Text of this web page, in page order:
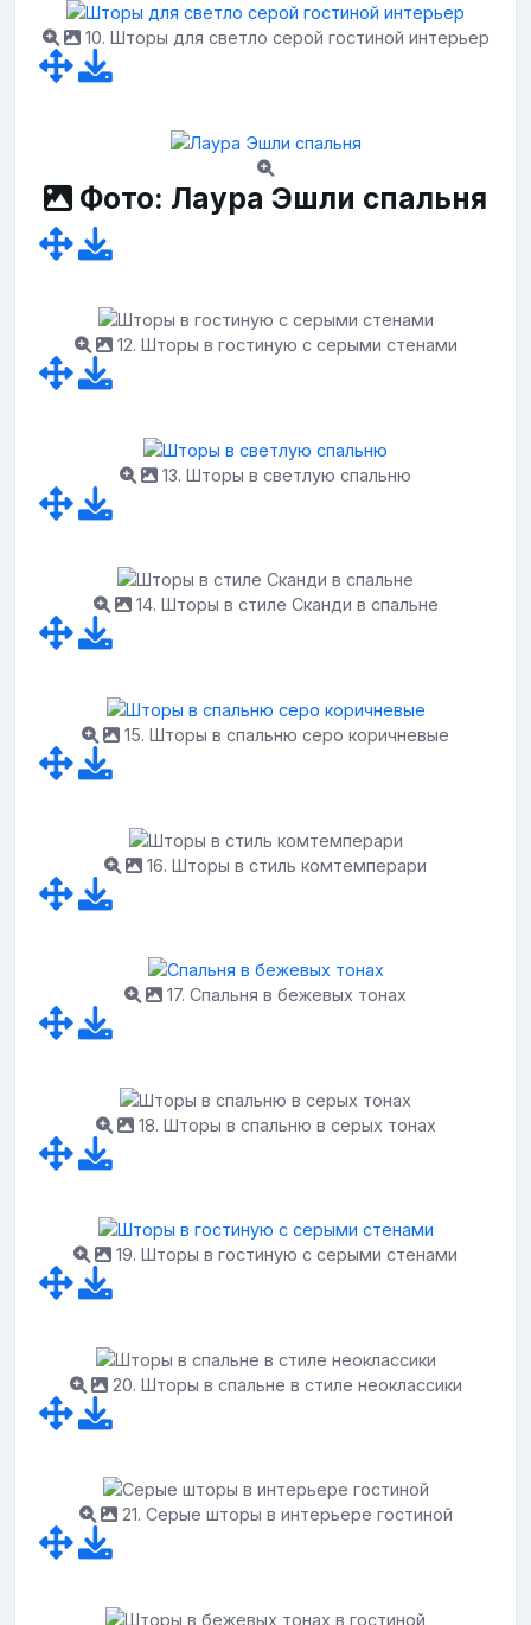
10. Шторы для светло серой гостиной интерьер
Фото: Лаура Эшли спальня
12. Шторы в гостиную с серыми стенами
13. Шторы в светлую спальню
14. Шторы в стиле Сканди в спальне
15. Шторы в спальню серо коричневые
16. Шторы в стиль комтемперари
17. Спальня в бежевых тонах
18. Шторы в спальню в серых тонах
19. Шторы в гостиную с серыми стенами
20. Шторы в спальне в стиле неоклассики
21. Серые шторы в интерьере гостиной